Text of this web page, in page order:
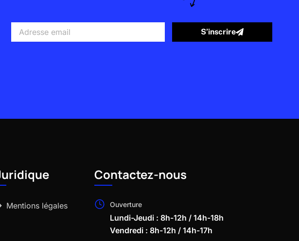
email
S’inscrire
Mentions légales
Contactez-nous
Ouverture
Lundi-Jeudi : 8h-12h / 14h-18h
Vendredi : 8h-12h / 14h-17h